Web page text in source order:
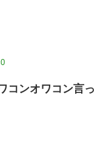
コンオワコン言っ